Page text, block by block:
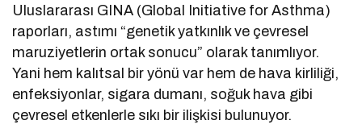
Uluslararası GINA (Global Initiative for Asthma)
raporları, astımı “genetik yatkınlık ve çevresel
maruziyetlerin ortak sonucu” olarak tanımlıyor.
Yani hem kalıtsal bir yönü var hem de hava kirliliği,
enfeksiyonlar, sigara dumanı, soğuk hava gibi
çevresel etkenlerle sıkı bir ilişkisi bulunuyor.